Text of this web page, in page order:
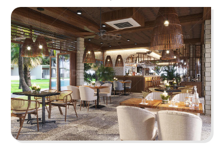
HIGHLANDS COFFEE